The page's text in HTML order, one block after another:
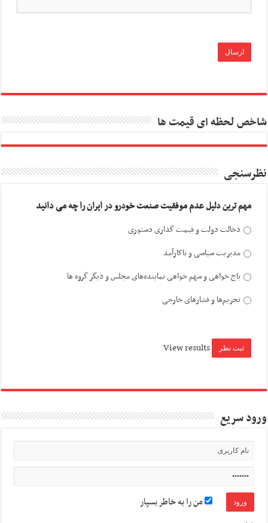
شاخص لحظه ای قیمت ها
نظرسنجی
مهم ترین دلیل عدم موفقیت صنعت خودرو در ایران را چه می دانید
دخالت دولت و قیمت گذاری دستوری
مدیریت سیاسی و ناکارآمد
باج خواهی و سهم خواهی نماینده‌های مجلس و دیگر گروه ها
تحریم‌ها و فشارهای خارجی
View results
ورود سریع
من را به خاطر بسپار